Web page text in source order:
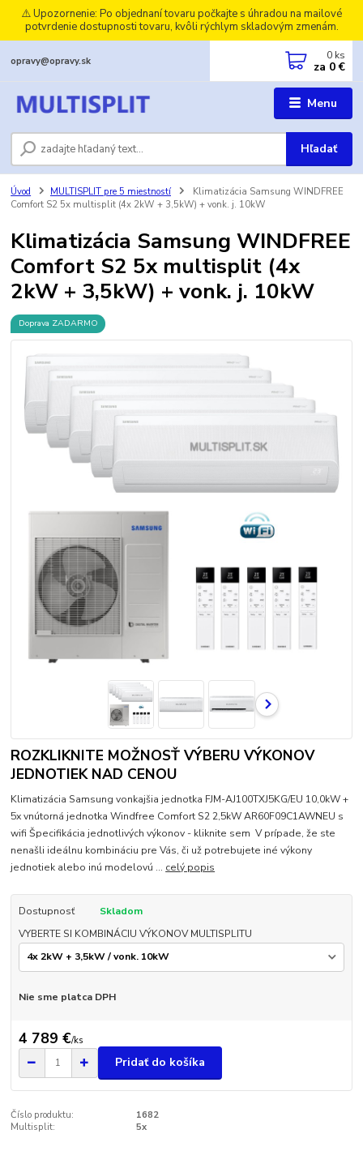
⚠️ Upozornenie: Po objednaní tovaru počkajte s úhradou na mailové
potvrdenie dostupnosti tovaru, kvôli rýchlym skladovým zmenám.
Menu
Hľadať
opravy@opravy.sk 0 ks
za 0 €
Úvod MULTISPLIT pre 5 miestností
Klimatizácia Samsung WINDFREE
Comfort S2 5x multisplit (4x 2kW + 3,5kW) + vonk. j. 10kW
Klimatizácia Samsung WINDFREE
Comfort S2 5x multisplit (4x
2kW + 3,5kW) + vonk. j. 10kW
Doprava ZADARMO
ROZKLIKNITE MOŽNOSŤ VÝBERU VÝKONOV
JEDNOTIEK NAD CENOU
Klimatizácia Samsung vonkajšia jednotka FJM-AJ100TXJ5KG/EU 10,0kW +
5x vnútorná jednotka Windfree Comfort S2 2,5kW AR60F09C1AWNEU s
wifi Špecifikácia jednotlivých výkonov - kliknite sem V prípade, že ste
nenašli ideálnu kombináciu pre Vás, či už potrebujete iné výkony
jednotiek alebo inú modelovú ... celý popis
Dostupnosť
Skladom
VYBERTE SI KOMBINÁCIU VÝKONOV MULTISPLITU
Nie sme platca DPH
4 789 €/ks
Pridať do košíka
Číslo produktu:
1682
Multisplit:
5x